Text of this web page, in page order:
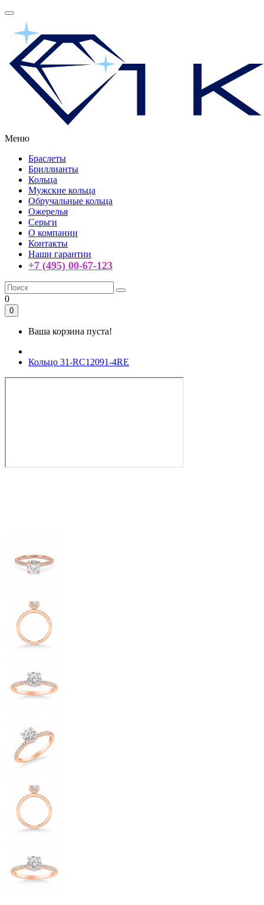
Меню
Браслеты
Бриллианты
Кольца
Мужские кольца
Обручальные кольца
Ожерелья
Серьги
О компании
Контакты
Наши гарантии
+7 (495) 00-67-123
0
0
Ваша корзина пуста!
Кольцо 31-RC12091-4RE